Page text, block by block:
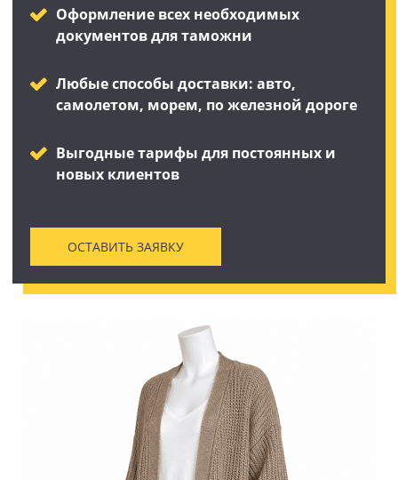
Оформление всех необходимых
документов для таможни
Любые способы доставки: авто,
самолетом, морем, по железной дороге
Выгодные тарифы для постоянных и
новых клиентов
ОСТАВИТЬ ЗАЯВКУ